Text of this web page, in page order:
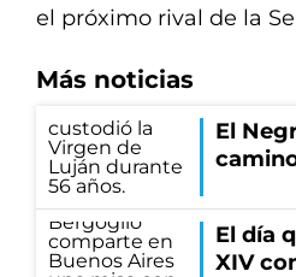
el próximo rival de la
Más noticias
El
El día
XIV